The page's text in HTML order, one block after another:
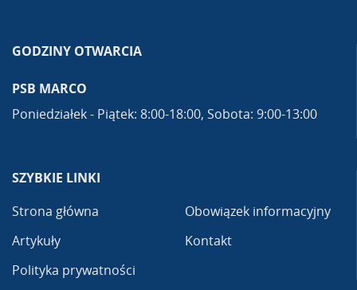
GODZINY OTWARCIA
PSB MARCO
Poniedziałek - Piątek: 8:00-18:00, Sobota: 9:00-13:00
SZYBKIE LINKI
Strona główna
Artykuły
Polityka prywatności
Obowiązek informacyjny
Kontakt